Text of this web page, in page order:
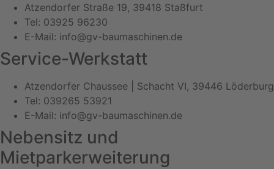
Atzendorfer Straße 19, 39418 Staßfurt
Tel: 03925 96230
E-Mail: info@gv-baumaschinen.de
Service-Werkstatt
Atzendorfer Chaussee | Schacht VI, 39446 Löderburg
Tel: 039265 53921
E-Mail: info@gv-baumaschinen.de
Nebensitz und
Mietparkerweiterung